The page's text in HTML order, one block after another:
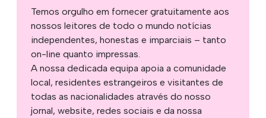
Temos orgulho em fornecer gratuitamente aos
nossos leitores de todo o mundo notícias
independentes, honestas e imparciais – tanto
on-line quanto impressas.
A nossa dedicada equipa apoia a comunidade
local, residentes estrangeiros e visitantes de
todas as nacionalidades através do nosso
jornal, website, redes sociais e da nossa